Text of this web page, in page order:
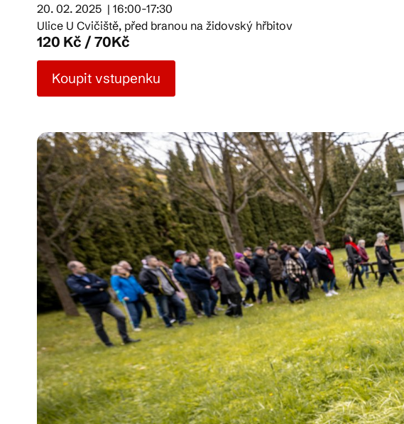
Praktické info
Kam vyrazit
20. 02. 2025 | 16:00-17:30
Ulice U Cvičiště, před branou na židovský hřbitov
120 Kč / 70Kč
Koupit vstupenku